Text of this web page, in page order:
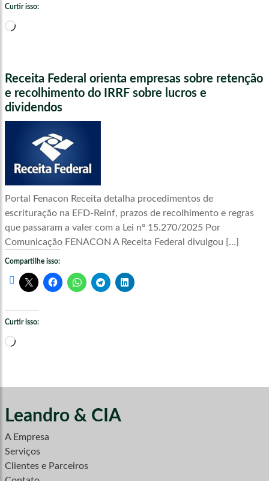
Curtir isso:
Carregando...
Receita Federal orienta empresas sobre retenção
e recolhimento do IRRF sobre lucros e
dividendos
Portal Fenacon Receita detalha procedimentos de
escrituração na EFD-Reinf, prazos de recolhimento e regras
que passaram a valer com a Lei nº 15.270/2025 Por
Comunicação FENACON A Receita Federal divulgou […]
Compartilhe isso:
Curtir isso:
Carregando...
Leandro & CIA
A Empresa
Serviços
Clientes e Parceiros